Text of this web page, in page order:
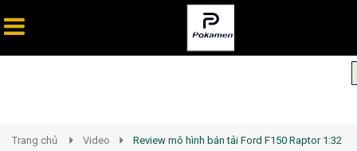
Trang chủ Video Review mô hình bán tải Ford F150 Raptor 1:32